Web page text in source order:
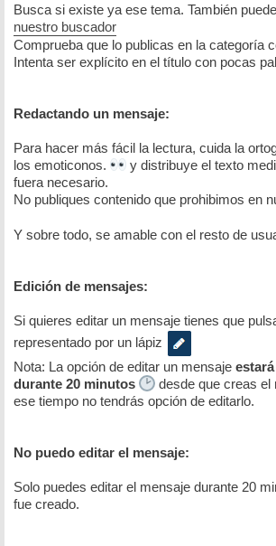
Busca si existe ya ese tema. También
nuestro buscador
Comprueba que lo publicas en la categoría
Intenta ser explícito en el título con pocas
Redactando un mensaje:
Para hacer más fácil la lectura, cuida la
los emoticonos.
y distribuye el texto
fuera necesario.
No publiques contenido que prohibimos en
Y sobre todo, se amable con el resto de
Edición de mensajes:
Si quieres editar un mensaje tienes que
representado por un lápiz
Nota: La opción de editar un mensaje
durante 20 minutos
desde que creas el
ese tiempo no tendrás opción de editarlo.
No puedo editar el mensaje:
Solo puedes editar el mensaje durante 20
fue creado.